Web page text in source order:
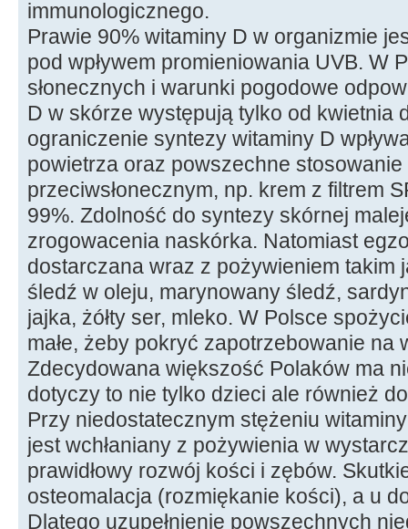
immunologicznego.
Prawie 90% witaminy D w organizmie
pod wpływem promieniowania UVB. W
słonecznych i warunki pogodowe
D w skórze występują tylko od kwietnia
ograniczenie syntezy witaminy D
powietrza oraz powszechne
przeciwsłonecznym, np. krem z filtrem
99%. Zdolność do syntezy skórnej
zrogowacenia naskórka. Natomiast
dostarczana wraz z pożywieniem takim
śledź w oleju, marynowany śledź,
jajka, żółty ser, mleko. W Polsce
małe, żeby pokryć zapotrzebowanie na
Zdecydowana większość Polaków ma
dotyczy to nie tylko dzieci ale również
Przy niedostatecznym stężeniu
jest wchłaniany z pożywienia w
prawidłowy rozwój kości i zębów.
osteomalacja (rozmiękanie kości), a u
Dlatego uzupełnienie powszechnych